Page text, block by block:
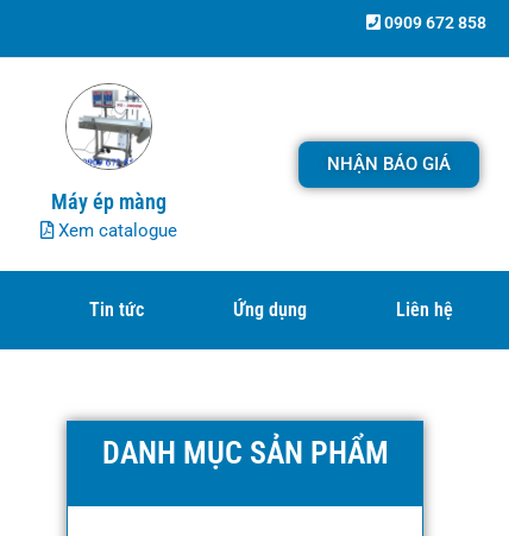
0909 672 858
Máy ép màng
Xem catalogue
NHẬN BÁO GIÁ
Tin tức Ứng dụng Liên hệ
DANH MỤC SẢN PHẨM